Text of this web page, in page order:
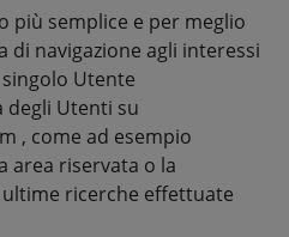
più semplice e per meglio
di navigazione agli interessi
Utente
degli Utenti su
, come ad esempio
area riservata o la
ultime ricerche effettuate